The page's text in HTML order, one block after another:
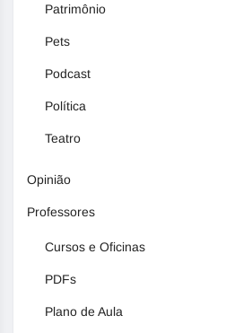
Patrimônio
Pets
Podcast
Política
Teatro
Opinião
Professores
Cursos e Oficinas
PDFs
Plano de Aula